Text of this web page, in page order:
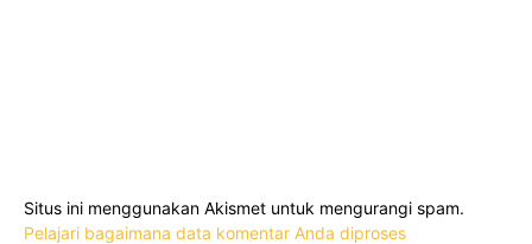
Situs ini menggunakan Akismet untuk mengurangi spam.
Pelajari bagaimana data komentar Anda diproses